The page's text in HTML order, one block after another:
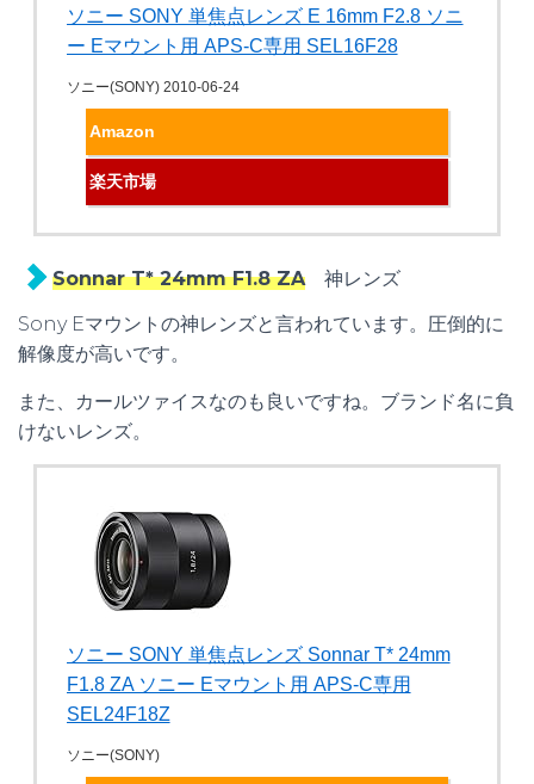
ソニー SONY 単焦点レンズ E 16mm F2.8 ソニ
ー Eマウント用 APS-C専用 SEL16F28
ソニー(SONY) 2010-06-24
Amazon
楽天市場
Sonnar T* 24mm F1.8 ZA神レンズ
Sony Eマウントの神レンズと言われています。圧倒的に
解像度が高いです。
また、カールツァイスなのも良いですね。ブランド名に負
けないレンズ。
ソニー SONY 単焦点レンズ Sonnar T* 24mm
F1.8 ZA ソニー Eマウント用 APS-C専用
SEL24F18Z
ソニー(SONY)